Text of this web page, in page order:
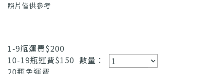
照片僅供參考
1-9瓶運費$200
10-19瓶運費$150 數量：